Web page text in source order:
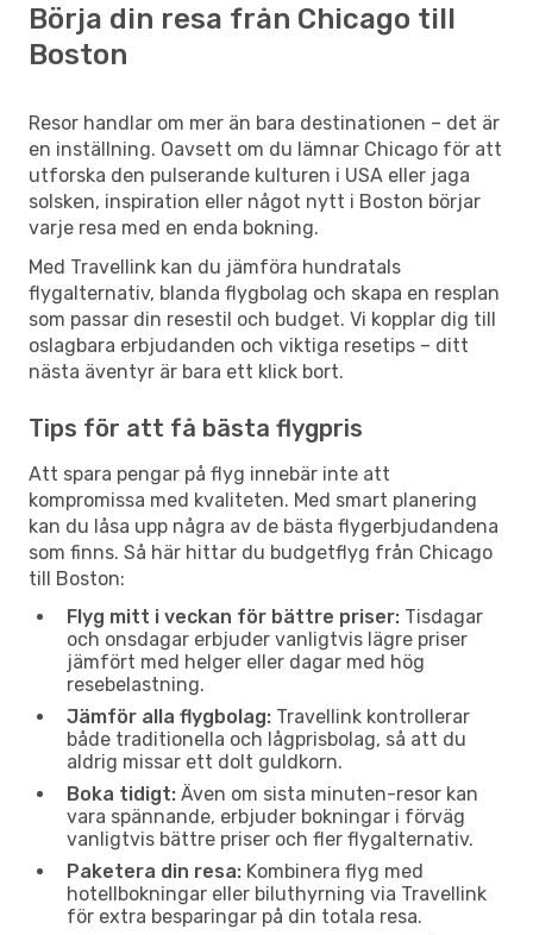
Börja din resa från Chicago till
Boston
Resor handlar om mer än bara destinationen – det är
en inställning. Oavsett om du lämnar Chicago för att
utforska den pulserande kulturen i USA eller jaga
solsken, inspiration eller något nytt i Boston börjar
varje resa med en enda bokning.
Med Travellink kan du jämföra hundratals
flygalternativ, blanda flygbolag och skapa en resplan
som passar din resestil och budget. Vi kopplar dig till
oslagbara erbjudanden och viktiga resetips – ditt
nästa äventyr är bara ett klick bort.
Tips för att få bästa flygpris
Att spara pengar på flyg innebär inte att
kompromissa med kvaliteten. Med smart planering
kan du låsa upp några av de bästa flygerbjudandena
som finns. Så här hittar du budgetflyg från Chicago
till Boston:
Flyg mitt i veckan för bättre priser: Tisdagar
och onsdagar erbjuder vanligtvis lägre priser
jämfört med helger eller dagar med hög
resebelastning.
Jämför alla flygbolag: Travellink kontrollerar
både traditionella och lågprisbolag, så att du
aldrig missar ett dolt guldkorn.
Boka tidigt: Även om sista minuten-resor kan
vara spännande, erbjuder bokningar i förväg
vanligtvis bättre priser och fler flygalternativ.
Paketera din resa: Kombinera flyg med
hotellbokningar eller biluthyrning via Travellink
för extra besparingar på din totala resa.